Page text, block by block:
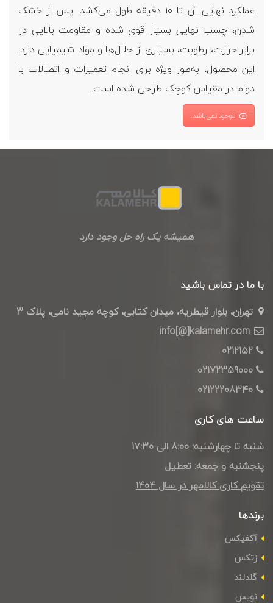
عملکرد نهایی آن تا 10 دقیقه طول می‌کشد. پس از خشک
شدن، چسب نهایی بسیار قوی شده و مقاومت بالایی در
برابر حرارت، رطوبت، بسیاری از حلال‌ها و مواد شیمیایی دارد.
این محصول، به‌طور ویژه برای انجام تعمیرات و اتصالات با
دوام در مقیاس کوچک طراحی شده است.
موجود نمی‌باشد.
همیشه یک راه حل وجود دارد
با ما در تماس باشید
تهران، بلوار قیطریه، میدان کتابی، کوچه مجید نامی، پلاک 3
0212152
02172359000
02122208340
ساعت های کاری
شنبه تا چهارشنبه: 8:00 الی 17:30
پنجشنبه و جمعه: تعطیل
تقویم کاری کالامهر در سال ۱۴۰4
برندها
آکفیکس
زتکس
گلدلند
نویس